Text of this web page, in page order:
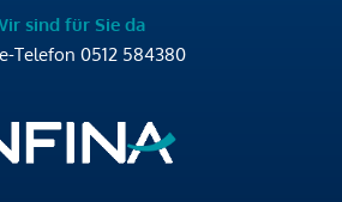
sind für Sie da
Telefon 0512 584380